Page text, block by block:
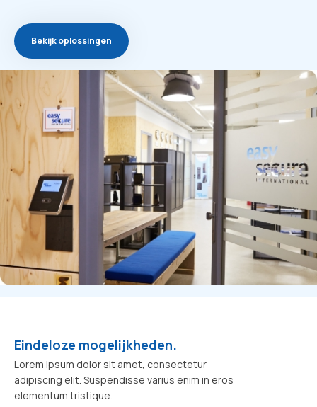
Bekijk oplossingen
Eindeloze mogelijkheden.
Lorem ipsum dolor sit amet, consectetur
adipiscing elit. Suspendisse varius enim in eros
elementum tristique.